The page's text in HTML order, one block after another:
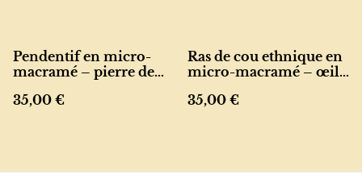
Pendentif en micro-
macramé – pierre de
35,00 €
Ras de cou ethnique en
micro-macramé – œil
de coco
35,00 €